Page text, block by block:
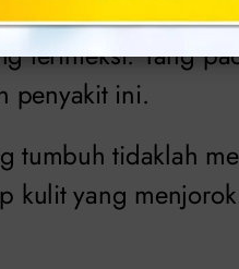
kutil kelamin dapat
terinfeksi. Yang
penyakit ini.
tumbuh tidaklah
kulit yang